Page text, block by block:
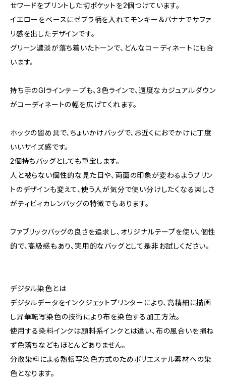
せワードをプリントした切ポケットを2個つけています。
イエローをベースにゼブラ柄を入れてモンキー＆バナナでサファ
リ感を出したデザインです。
グリーン濃淡が落ち着いたトーンで、どんなコーディネートにも合
います。
持ち手のGIラインテープも、3色ラインで、適度なカジュアルダウン
がコーディネートの幅を広げてくれます。
ホックの留め具で、ちょいかけバッグで、お近くにおでかけに丁度
いいサイズ感です。
2個持ちバッグとしても重宝します。
人と被らない個性的な見た目や、両面の印象が変わるようプリン
トのデザインも変えて、使う人が気分で使い分けしたくなる楽しさ
がティピィカレンバッグの特徴でもあります。
ファブリックバッグの良さを追求し、オリジナルテープを使い、個性
的で、高級感もあり、実用的なバッグとして是非お試しください。
デジタル染色とは
デジタルデータをインクジェットプリンターにより、高精細に描画
し昇華転写染色の技術により布を染色する加工方法。
使用する染料インクは顔料系インクとは違い、布の風合いを損ね
ず色落ちなどもほとんどありません。
分散染料による熱転写染色方式のためポリエステル素材への染
色となります。